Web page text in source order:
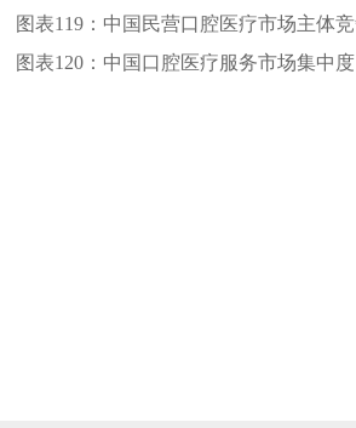
图表119： 中国民营口腔医疗市场主体
图表120： 中国口腔医疗服务市场集中度